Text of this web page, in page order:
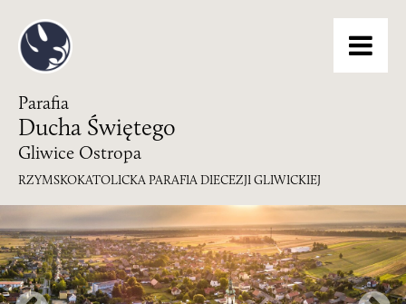
Parafia
Ducha Świętego
Gliwice Ostropa
RZYMSKOKATOLICKA PARAFIA DIECEZJI GLIWICKIEJ